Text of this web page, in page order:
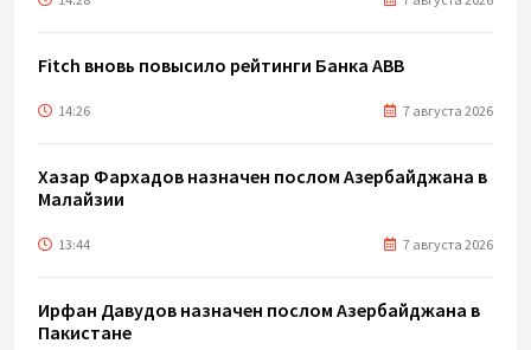
Fitch вновь повысило рейтинги Банка ABB
14:26 7 августа 2026
Хазар Фархадов назначен послом Азербайджана в
Малайзии
13:44 7 августа 2026
Ирфан Давудов назначен послом Азербайджана в
Пакистане